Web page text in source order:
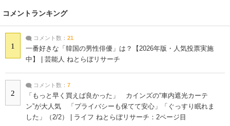
コメントランキング
1
コメント数： 21
一番好きな「韓国の男性俳優」は？【2026年版・人気投票実施
中】 | 芸能人 ねとらぼリサーチ
2
コメント数： 7
「もっと早く買えば良かった」 カインズの“車内遮光カーテ
ン”が大人気 「プライバシーも保てて安心」「ぐっすり眠れま
した」（2/2） | ライフ ねとらぼリサーチ：2ページ目